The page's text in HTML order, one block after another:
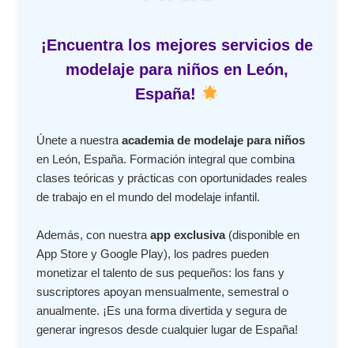
¡Encuentra los mejores servicios de
modelaje para niños en León,
España!
Únete a nuestraacademia de modelaje para niños
en León, España. Formación integral que combina
clases teóricas y prácticas con oportunidades reales
de trabajo en el mundo del modelaje infantil.
Además, con nuestraapp exclusiva(disponible en
App Store y Google Play), los padres pueden
monetizar el talento de sus pequeños: los fans y
suscriptores apoyan mensualmente, semestral o
anualmente. ¡Es una forma divertida y segura de
generar ingresos desde cualquier lugar de España!